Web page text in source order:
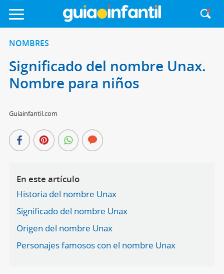
NOMBRES
Significado del nombre Unax.
Nombre para niños
Guiainfantil.com
En este artículo
Historia del nombre Unax
Significado del nombre Unax
Origen del nombre Unax
Personajes famosos con el nombre Unax